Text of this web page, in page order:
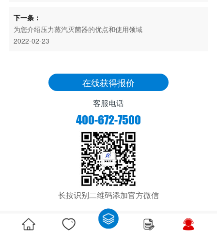
下一条：
为您介绍压力蒸汽灭菌器的优点和使用领域
2022-02-23
在线获得报价
客服电话
400-672-7500
长按识别二维码添加官方微信